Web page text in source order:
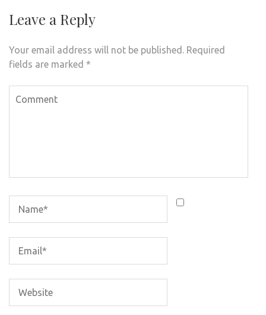
Leave a Reply
Your email address will not be published. Required
fields are marked *